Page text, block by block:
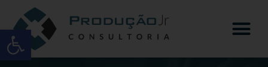
Open toolbar